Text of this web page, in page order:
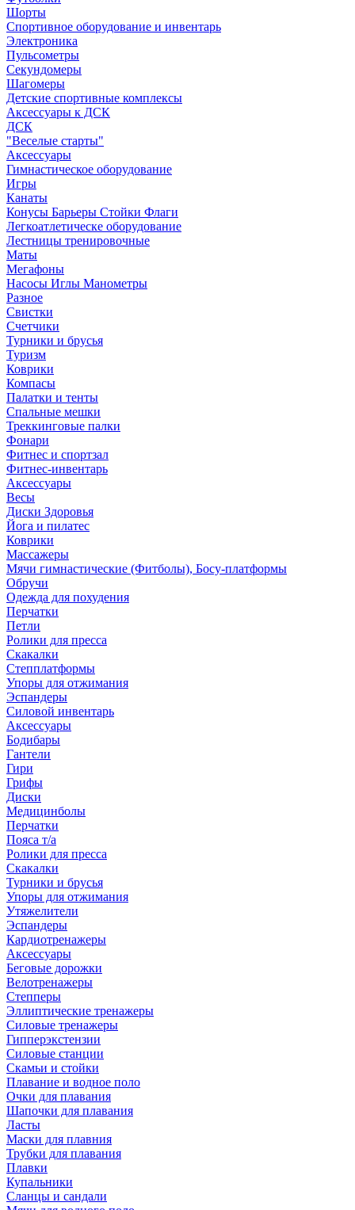
Шорты
Спортивное оборудование и инвентарь
Электроника
Пульсометры
Секундомеры
Шагомеры
Детские спортивные комплексы
Аксессуары к ДСК
ДСК
"Веселые старты"
Аксессуары
Гимнастическое оборудование
Игры
Канаты
Конусы Барьеры Стойки Флаги
Легкоатлетическе оборудование
Лестницы тренировочные
Маты
Мегафоны
Насосы Иглы Манометры
Разное
Свистки
Счетчики
Турники и брусья
Туризм
Коврики
Компасы
Палатки и тенты
Спальные мешки
Треккинговые палки
Фонари
Фитнес и спортзал
Фитнес-инвентарь
Аксессуары
Весы
Диски Здоровья
Йога и пилатес
Коврики
Массажеры
Мячи гимнастические (Фитболы), Босу-платформы
Обручи
Одежда для похудения
Перчатки
Петли
Ролики для пресса
Скакалки
Степплатформы
Упоры для отжимания
Эспандеры
Силовой инвентарь
Аксессуары
Бодибары
Гантели
Гири
Грифы
Диски
Медицинболы
Перчатки
Пояса т/а
Ролики для пресса
Скакалки
Турники и брусья
Упоры для отжимания
Утяжелители
Эспандеры
Кардиотренажеры
Аксессуары
Беговые дорожки
Велотренажеры
Степперы
Эллиптические тренажеры
Силовые тренажеры
Гипперэкстензии
Силовые станции
Скамьи и стойки
Плавание и водное поло
Очки для плавания
Шапочки для плавания
Ласты
Маски для плавния
Трубки для плавания
Плавки
Купальники
Сланцы и сандали